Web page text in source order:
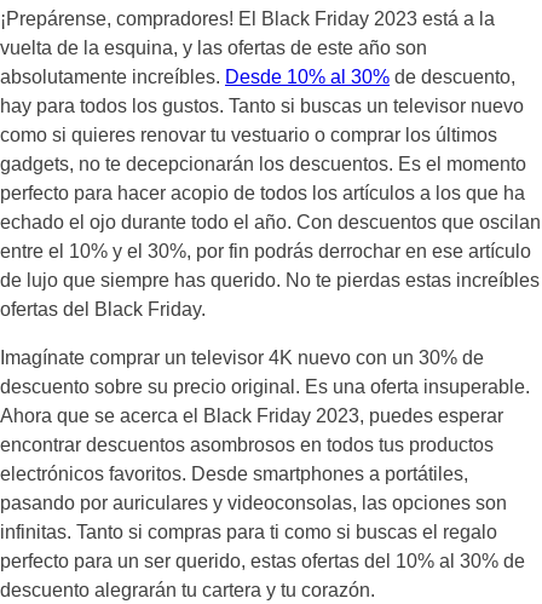
¡Prepárense, compradores! El Black Friday 2023 está a la
vuelta de la esquina, y las ofertas de este año son
absolutamente increíbles. Desde 10% al 30% de descuento,
hay para todos los gustos. Tanto si buscas un televisor nuevo
como si quieres renovar tu vestuario o comprar los últimos
gadgets, no te decepcionarán los descuentos. Es el momento
perfecto para hacer acopio de todos los artículos a los que ha
echado el ojo durante todo el año. Con descuentos que oscilan
entre el 10% y el 30%, por fin podrás derrochar en ese artículo
de lujo que siempre has querido. No te pierdas estas increíbles
ofertas del Black Friday.
Imagínate comprar un televisor 4K nuevo con un 30% de
descuento sobre su precio original. Es una oferta insuperable.
Ahora que se acerca el Black Friday 2023, puedes esperar
encontrar descuentos asombrosos en todos tus productos
electrónicos favoritos. Desde smartphones a portátiles,
pasando por auriculares y videoconsolas, las opciones son
infinitas. Tanto si compras para ti como si buscas el regalo
perfecto para un ser querido, estas ofertas del 10% al 30% de
descuento alegrarán tu cartera y tu corazón.